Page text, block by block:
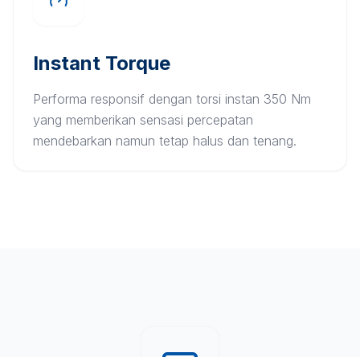
Instant Torque
Performa responsif dengan torsi instan 350 Nm
yang memberikan sensasi percepatan
mendebarkan namun tetap halus dan tenang.